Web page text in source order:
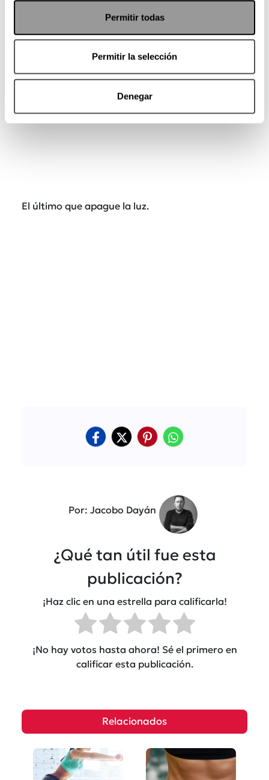
Permitir todas
Permitir la selección
Denegar
una propuesta en materia de seguridad y
atención a víctimas.Ni siquiera hablan de ello.
El último que apague la luz.
Por: Jacobo Dayán
¿Qué tan útil fue esta
publicación?
¡Haz clic en una estrella para calificarla!
¡No hay votos hasta ahora! Sé el primero en
calificar esta publicación.
Relacionados